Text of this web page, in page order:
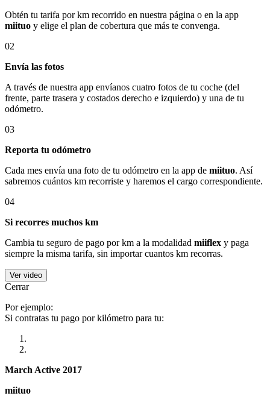
Obtén tu tarifa por km recorrido en nuestra página o en la app
miituo y elige el plan de cobertura que más te convenga.
02
Envía las fotos
A través de nuestra app envíanos cuatro fotos de tu coche (del
frente, parte trasera y costados derecho e izquierdo) y una de tu
odómetro.
03
Reporta tu odómetro
Cada mes envía una foto de tu odómetro en la app de miituo. Así
sabremos cuántos km recorriste y haremos el cargo correspondiente.
04
Si recorres muchos km
Cambia tu seguro de pago por km a la modalidad miiflex y paga
siempre la misma tarifa, sin importar cuantos km recorras.
Ver video
Cerrar
Por ejemplo:
Si contratas tu pago por kilómetro para tu:
March Active 2017
miituo